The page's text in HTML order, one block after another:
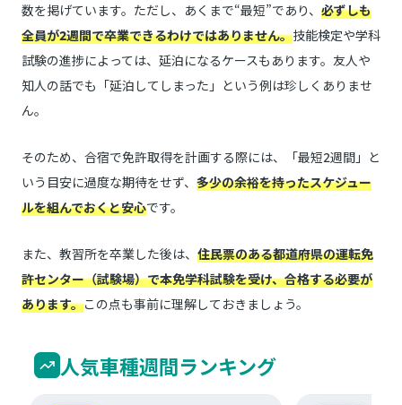
数を掲げています。ただし、あくまで“最短”であり、 必ずしも
全員が2週間で卒業できるわけではありません。技能検定や学科
試験の進捗によっては、延泊になるケースもあります。友人や
知人の話でも「延泊してしまった」という例は珍しくありませ
ん。
そのため、合宿で免許取得を計画する際には、「最短2週間」と
いう目安に過度な期待をせず、 多少の余裕を持ったスケジュー
ルを組んでおくと安心です。
また、教習所を卒業した後は、 住民票のある都道府県の運転免
許センター（試験場）で本免学科試験を受け、合格する必要が
あります。この点も事前に理解しておきましょう。